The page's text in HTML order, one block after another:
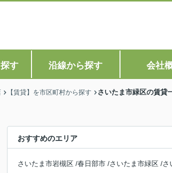
す 沿線から探す 会社
【賃貸】を市区町村から探す さいたま市緑区の賃貸
おすすめのエリア
さいたま市岩槻区 /春日部市 /さいたま市緑区 /さ